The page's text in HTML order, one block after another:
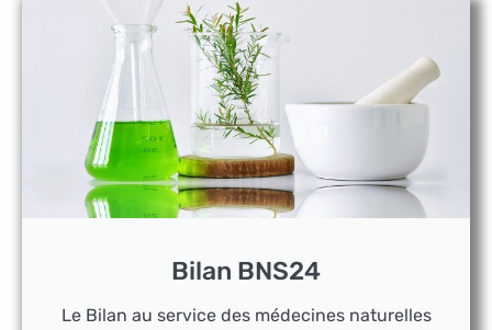
Bilan BNS24
Le Bilan au service des médecines naturelles